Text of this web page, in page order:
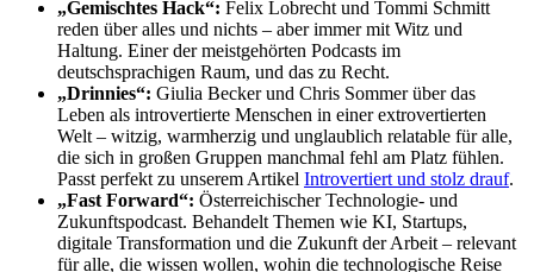
„Gemischtes Hack“: Felix Lobrecht und Tommi Schmitt
reden über alles und nichts – aber immer mit Witz und
Haltung. Einer der meistgehörten Podcasts im
deutschsprachigen Raum, und das zu Recht.
„Drinnies“: Giulia Becker und Chris Sommer über das
Leben als introvertierte Menschen in einer extrovertierten
Welt – witzig, warmherzig und unglaublich relatable für alle,
die sich in großen Gruppen manchmal fehl am Platz fühlen.
Passt perfekt zu unserem Artikel Introvertiert und stolz drauf.
„Fast Forward“: Österreichischer Technologie- und
Zukunftspodcast. Behandelt Themen wie KI, Startups,
digitale Transformation und die Zukunft der Arbeit – relevant
für alle, die wissen wollen, wohin die technologische Reise